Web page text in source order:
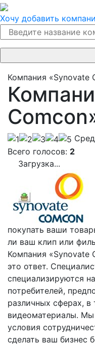
Хочу добавить
Компания «Synovate
Всего голосов: 2
Загрузка...
покупать ваши
ли ваш клип или
Компания «Synovate
это ответ.
специализируются
потребителей,
различных сферах,
видеоматериалы.
условия
сделать ваш бизнес